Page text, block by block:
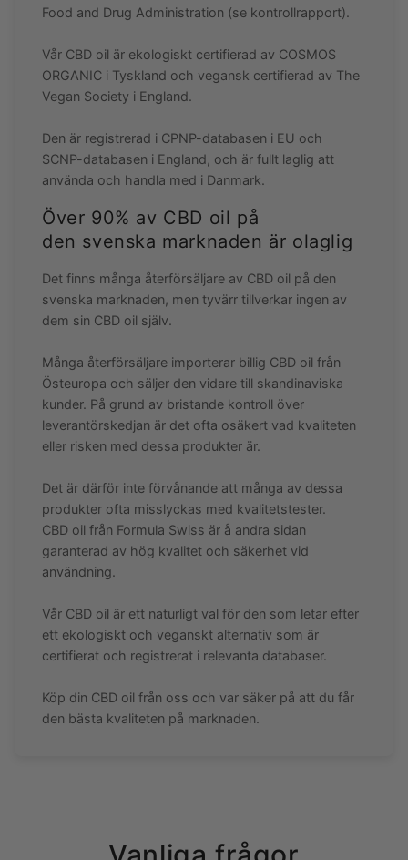
Food and Drug Administration (se kontrollrapport).
Vår CBD oil är ekologiskt certifierad av COSMOS
ORGANIC i Tyskland och vegansk certifierad av The
Vegan Society i England.
Den är registrerad i CPNP-databasen i EU och
SCNP-databasen i England, och är fullt laglig att
använda och handla med i Danmark.
Över 90% av CBD oil på
den svenska marknaden är olaglig
Det finns många återförsäljare av CBD oil på den
svenska marknaden, men tyvärr tillverkar ingen av
dem sin CBD oil själv.
Många återförsäljare importerar billig CBD oil från
Östeuropa och säljer den vidare till skandinaviska
kunder. På grund av bristande kontroll över
leverantörskedjan är det ofta osäkert vad kvaliteten
eller risken med dessa produkter är.
Det är därför inte förvånande att många av dessa
produkter ofta misslyckas med kvalitetstester.
CBD oil från Formula Swiss är å andra sidan
garanterad av hög kvalitet och säkerhet vid
användning.
Vår CBD oil är ett naturligt val för den som letar efter
ett ekologiskt och veganskt alternativ som är
certifierat och registrerat i relevanta databaser.
Köp din CBD oil från oss och var säker på att du får
den bästa kvaliteten på marknaden.